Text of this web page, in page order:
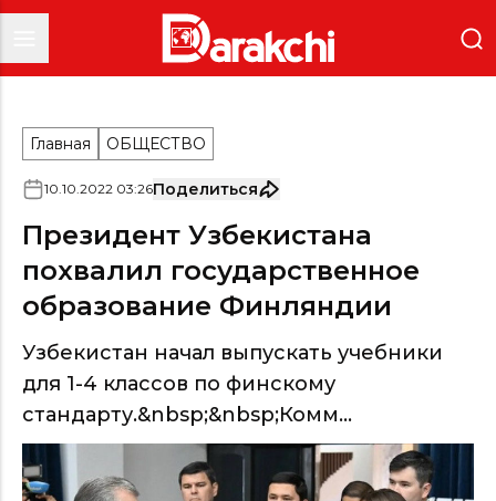
Главная ОБЩЕСТВО
10.10.2022 03:26Поделиться
Президент Узбекистана
похвалил государственное
образование Финляндии
Узбекистан начал выпускать учебники
для 1-4 классов по финскому
стандарту.&nbsp;&nbsp;Комм...